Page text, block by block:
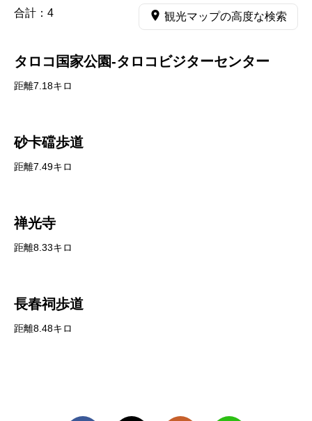
合計： 4 観光マップの高度な検索
タロコ国家公園-タロコビジターセンター
距離7.18キロ
砂卡礑歩道
距離7.49キロ
禅光寺
距離8.33キロ
長春祠歩道
距離8.48キロ